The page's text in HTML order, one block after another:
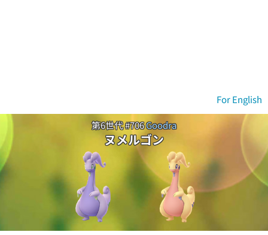
For English
第6世代 #706Goodra
ヌメルゴン